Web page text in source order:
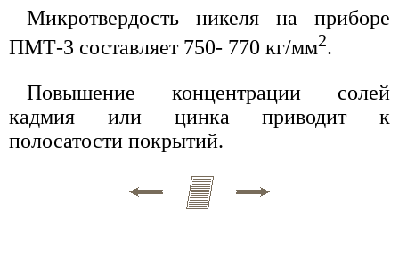
Микротвердость никеля на приборе
ПМТ-3 составляет 750- 770 кг/мм2.
Повышение концентрации солей
кадмия или цинка приводит к
полосатости покрытий.